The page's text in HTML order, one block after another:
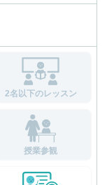
2名以下のレッスン
授業参観